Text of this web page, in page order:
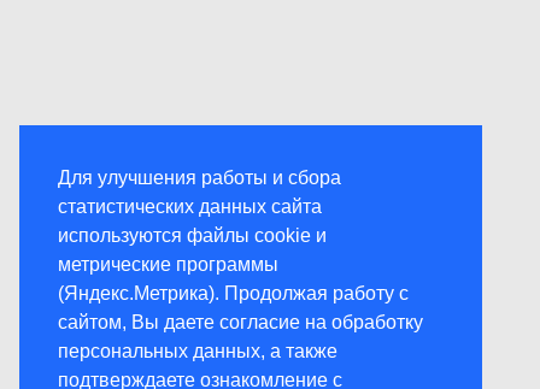
Для улучшения работы и сбора
статистических данных сайта
используются файлы cookie и
метрические программы
(Яндекс.Метрика). Продолжая работу с
сайтом, Вы даете согласие на обработку
персональных данных, а также
подтверждаете ознакомление с